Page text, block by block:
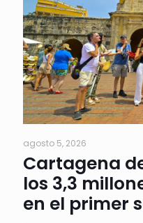
agosto 5, 2026
Cartagena
los 3,3
en el primer